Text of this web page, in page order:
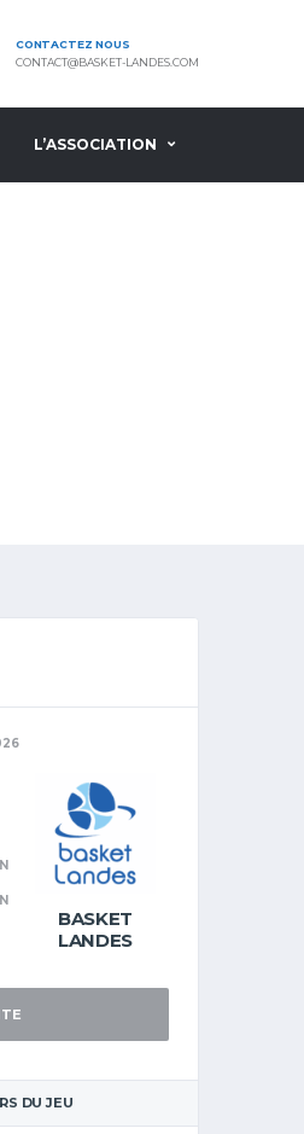
CONTACTEZ NOUS
CONTACT@BASKET-LANDES.COM
L’ASSOCIATION
BASKET
LANDES
DU JEU